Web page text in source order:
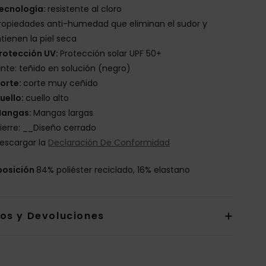
resistente al cloro
anti-humedad que eliminan el sudor y
la piel seca
UV: Protección solar UPF 50+
teñido en solución (negro)
corte muy ceñido
cuello alto
Mangas largas
__Diseño cerrado
la Declaración De Conformidad
84% poliéster reciclado, 16% elastano
y Devoluciones